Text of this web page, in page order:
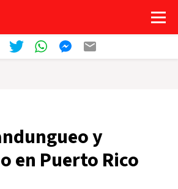
y
en Puerto Rico